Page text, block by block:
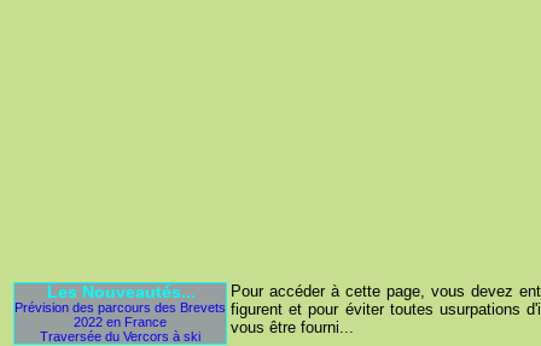
Les Nouveautés...
Prévision des parcours des Brevets
2022 en France
Traversée du Vercors à ski
Pour accéder à cette page, vous devez
figurent et pour éviter toutes usurpations
vous être fourni...